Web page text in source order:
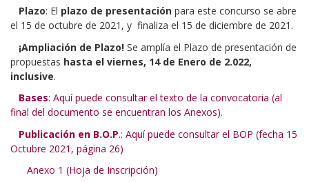
Plazo: El plazo de presentación para este concurso se abre
el 15 de octubre de 2021, y finaliza el 15 de diciembre de 2021.
¡Ampliación de Plazo! Se amplía el Plazo de presentación de
propuestas hasta el viernes, 14 de Enero de 2.022,
inclusive.
Bases: Aquí puede consultar el texto de la convocatoria (al
final del documento se encuentran los Anexos).
Publicación en B.O.P.: Aquí puede consultar el BOP (fecha 15
Octubre 2021, página 26)
Anexo 1 (Hoja de Inscripción)